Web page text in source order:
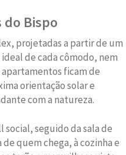
do Bispo
projetadas a partir de um
de cada cômodo, nem
apartamentos ficam de
orientação solar e
com a natureza.
seguido da sala de
quem chega, à cozinha e